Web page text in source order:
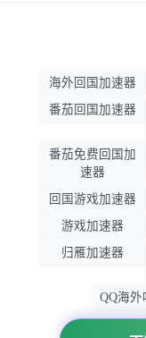
海外回国加速器
番茄回国加速器
番茄免费回国加
速器
回国游戏加速器
游戏加速器
归雁加速器
QQ海外